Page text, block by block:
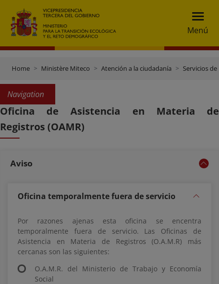
Menú
Home Ministère Miteco Atención a la ciudadanía Servicios
Navigation
Oficina de Asistencia en Materia de
Registros (OAMR)
Aviso
Oficina temporalmente fuera de servicio
Por razones ajenas esta oficina se encentra
temporalmente fuera de servicio. Las Oficinas de
Asistencia en Materia de Registros (O.A.M.R) más
cercanas son las siguientes:
O.A.M.R. del Ministerio de Trabajo y Economía
Social